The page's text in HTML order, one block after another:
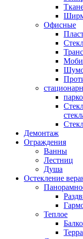
Офисные
Демонтаж
Ограждения
Ванны
Лестниц
Душа
Остекление
Теплое